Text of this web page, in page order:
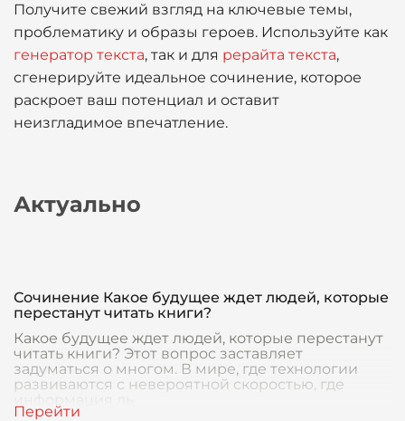
Получите свежий взгляд на ключевые темы,
проблематику и образы героев. Используйте как
генератор текста, так и для рерайта текста,
сгенерируйте идеальное сочинение, которое
раскроет ваш потенциал и оставит
неизгладимое впечатление.
Актуально
Сочинение Какое будущее ждет людей, которые
перестанут читать книги?
Какое будущее ждет людей, которые перестанут
читать книги? Этот вопрос заставляет
задуматься о многом. В мире, где технологии
развиваются с невероятной скоростью, где